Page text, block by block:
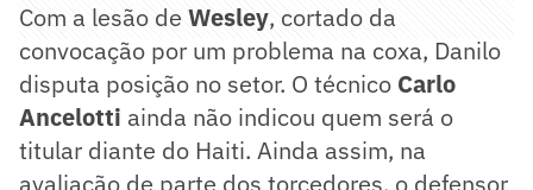
Com a lesão de Wesley, cortado da
convocação por um problema na coxa, Danilo
disputa posição no setor. O técnico Carlo
Ancelotti ainda não indicou quem será o
titular diante do Haiti. Ainda assim, na
avaliação de parte dos torcedores, o defensor